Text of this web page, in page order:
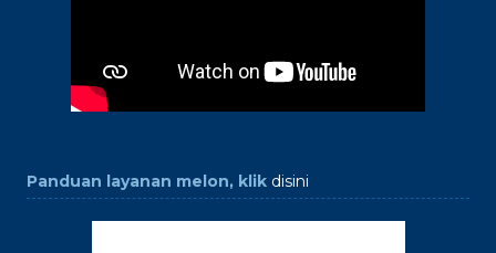
Panduan layanan melon, klik disini